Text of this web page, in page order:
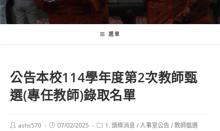
選單
公告本校114學年度第2次教師甄
選(專任教師)錄取名單
Postashs570
Post07/02/2025
Post1. 頭條消息 /人事室公告/教師甄選